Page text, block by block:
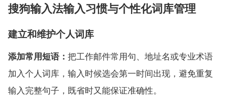
搜狗输入法输入习惯与个性化词库管理
建立和维护个人词库
添加常用短语： 把工作邮件常用句、地址名或专业术语
加入个人词库，输入时候选会第一时间出现，避免重复
输入完整句子，既省时又能保证准确性。